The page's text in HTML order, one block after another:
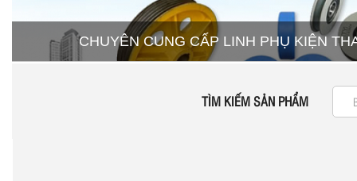
CHUYÊN CUNG CẤP LINH PHỤ KIỆN
TÌM KIẾM SẢN PHẨM